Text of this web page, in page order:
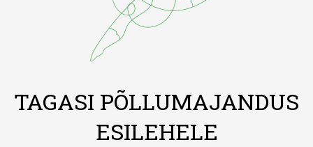
TAGASI PÕLLUMAJANDUS
ESILEHELE